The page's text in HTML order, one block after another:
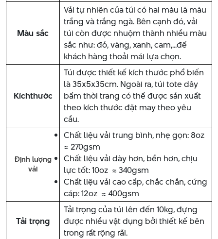
Màu sắc
Vải tự nhiên của túi có hai màu là màu
trắng và trắng ngà. Bên cạnh đó, vải
túi còn được nhuộm thành nhiều màu
sắc như: đỏ, vàng, xanh, cam,...để
khách hàng thoải mái lựa chọn.
Kíchthước
Túi được thiết kế kích thước phổ biến
là 35x5x35cm. Ngoài ra, túi tote dây
bấm thời trang có thể được sản xuất
theo kích thước đặt may theo yêu
cầu.
Định lượng
vải
Chất liệu vải trung bình, nhẹ gọn: 8oz
≈ 270gsm
Chất liệu vải dày hơn, bền hơn, chịu
lực tốt: 10oz ≈ 340gsm
Chất liệu vải cao cấp, chắc chắn, cứng
cáp: 12oz ≈ 400gsm
Tải trọng
Tải trọng của túi lên đến 10kg, đựng
được nhiều vật dụng bởi thiết kế bên
trong rất rộng rãi.